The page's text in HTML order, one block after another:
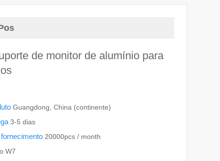
de monitor de alumínio para
Guangdong, China (continente)
3-5 dias
20000pcs / month
W7